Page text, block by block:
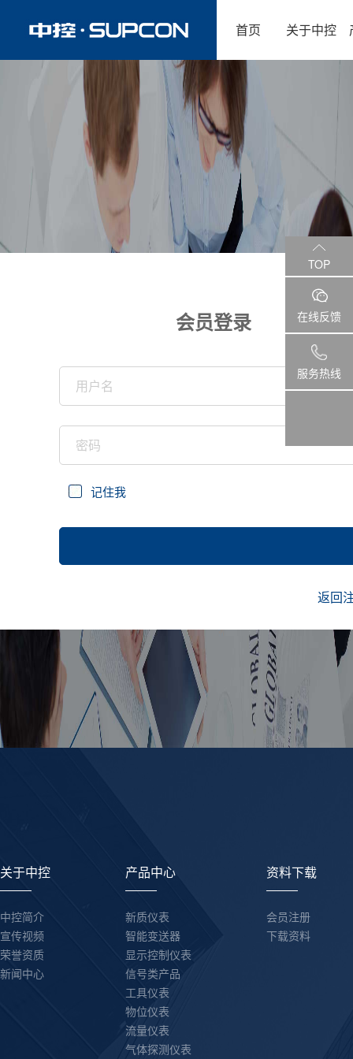
首页 关于中控
会员登录
记住我
返回
关于中控
中控简介
宣传视频
荣誉资质
新闻中心
产品中心
新质仪表
智能变送器
显示控制仪表
信号类产品
工具仪表
物位仪表
流量仪表
气体探测仪表
资料下载
会员注册
下载资料
TOP
在线反馈
服务热线